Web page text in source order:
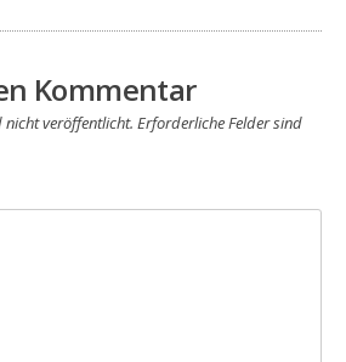
Kommentar
nicht veröffentlicht. Erforderliche Felder sind